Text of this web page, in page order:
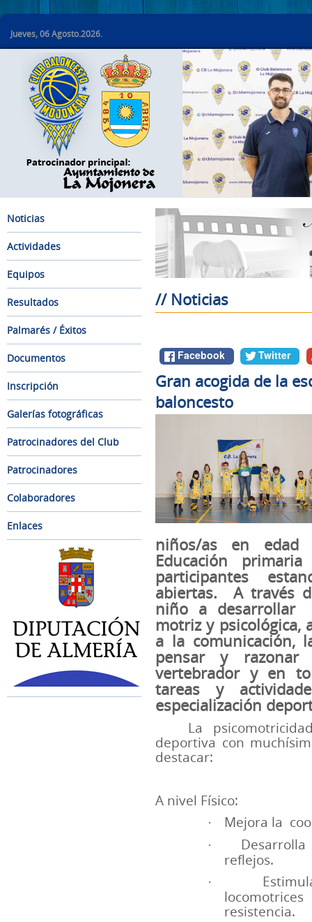
Jueves, 06 Agosto.2026.
Noticias
Actividades
Equipos
Resultados
Palmarés / Éxitos
Documentos
Inscripción
Galerías fotográficas
Patrocinadores del Club
Patrocinadores
Colaboradores
Enlaces
// Noticias
Facebook Twitter
Gran acogida de la
baloncesto
niños/as en
Educación
participantes
abiertas. A través
niño a desarrollar
motriz y psicológica,
a la comunicación,
pensar y razonar
vertebrador y en
tareas y
especialización
La
deportiva con
destacar:
A nivel Físico:
· Mejora la
·
reflejos.
·
resistencia.